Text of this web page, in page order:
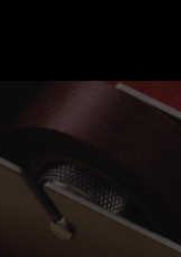
to Create